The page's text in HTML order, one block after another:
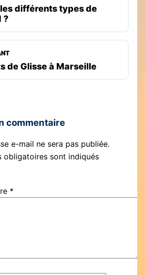
différents types de
?
de Glisse à Marseille
commentaire
e-mail ne sera pas publiée.
obligatoires sont indiqués
*